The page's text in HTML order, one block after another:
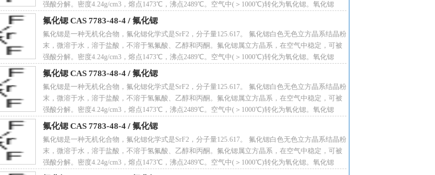
1473 ℃
2489 ℃
11.7 mg/100 mL (18 ºC)（微溶于水）
强酸分解。密度4.24g/cm3，熔点1473℃，沸点2489℃。空气中(＞1000℃)转化为氧化锶。氧化锶
CAS 7783-48-4
氟化锶 CAS 7783-48-4 / 氟化锶
氟化锶是一种无机化合物，氟化锶化学式是SrF2，分子量125.617。 氟化锶白色无色立方晶系结晶粉
末，微溶于水，溶于盐酸，不溶于氢氟酸、乙醇和丙酮。氟化锶属立方晶系，在空气中稳定，可被
强酸分解。密度4.24g/cm3，熔点1473℃，沸点2489℃。空气中(＞1000℃)转化为氧化锶。氧化锶
CAS 7783-48-4
氟化锶 CAS 7783-48-4 / 氟化锶
氟化锶是一种无机化合物，氟化锶化学式是SrF2，分子量125.617。 氟化锶白色无色立方晶系结晶粉
末，微溶于水，溶于盐酸，不溶于氢氟酸、乙醇和丙酮。氟化锶属立方晶系，在空气中稳定，可被
强酸分解。密度4.24g/cm3，熔点1473℃，沸点2489℃。空气中(＞1000℃)转化为氧化锶。氧化锶
CAS 7783-48-4
氟化锶 CAS 7783-48-4 / 氟化锶
氟化锶是一种无机化合物，氟化锶化学式是SrF2，分子量125.617。 氟化锶白色无色立方晶系结晶粉
末，微溶于水，溶于盐酸，不溶于氢氟酸、乙醇和丙酮。氟化锶属立方晶系，在空气中稳定，可被
强酸分解。密度4.24g/cm3，熔点1473℃，沸点2489℃。空气中(＞1000℃)转化为氧化锶。氧化锶